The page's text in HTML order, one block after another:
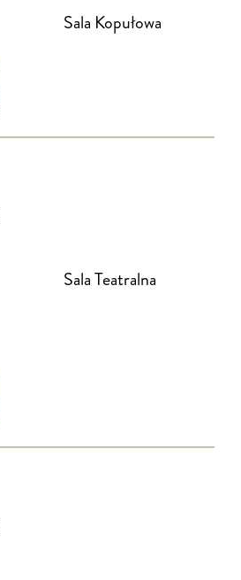
Sala Kopułowa
Sala Teatralna